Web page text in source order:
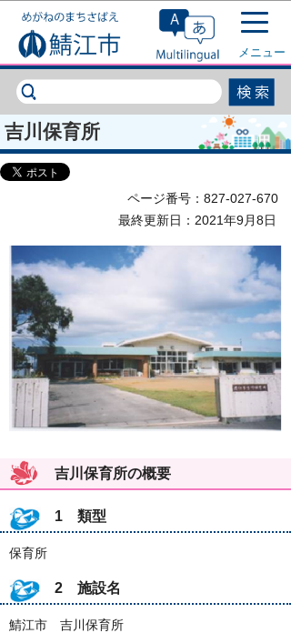
このページの本文へ移動
メニュー
吉川保育所
ページ番号：827-027-670
最終更新日：2021年9月8日
吉川保育所の概要
1 類型
保育所
2 施設名
鯖江市 吉川保育所